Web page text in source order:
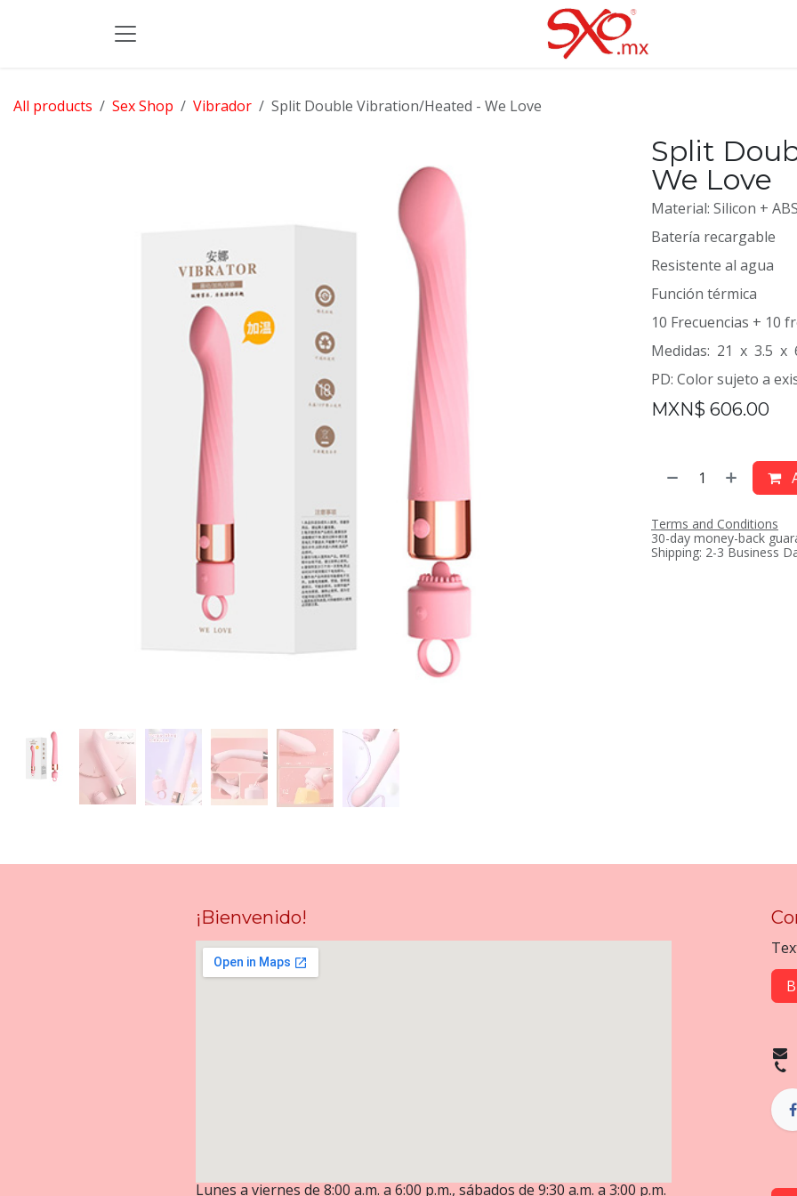
All products Sex Shop Vibrador Split Double Vibration/Heated - We Love
Split
We Love
Material: Silicon + ABS
Batería recargable
Resistente al agua
Función térmica
10 Frecuencias + 10
Medidas: 21 x 3.5 x
PD: Color sujeto a
MXN$ 606.00
Terms and Conditions
30-day money-back
Shipping: 2-3 Business
¡Bienvenido!
Lunes a viernes de 8:00 a.m. a 6:00 p.m., sábados de 9:30 a.m. a 3:00 p.m.